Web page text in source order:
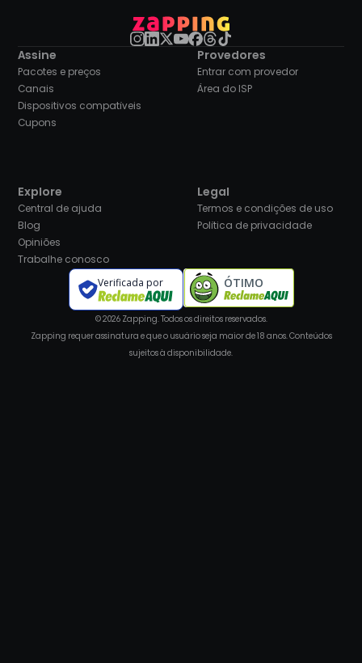
Assine
Pacotes e preços
Canais
Dispositivos compatíveis
Cupons
Provedores
Entrar com provedor
Área do ISP
Explore
Central de ajuda
Blog
Opiniões
Trabalhe conosco
Legal
Termos e condições de uso
Política de privacidade
Verificada por ÓTIMO
© 2026 Zapping. Todos os direitos reservados.
Zapping requer assinatura e que o usuário seja maior de 18 anos. Conteúdos
sujeitos à disponibilidade.